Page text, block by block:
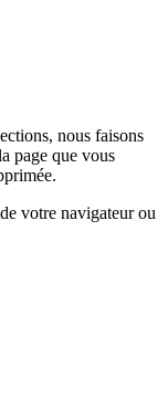
nous faisons
page que vous
votre navigateur ou